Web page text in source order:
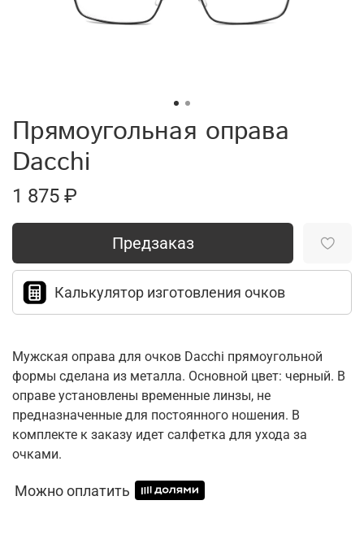
Прямоугольная оправа
Dacchi
1 875 ₽
Предзаказ
Калькулятор изготовления очков
Мужская оправа для очков Dacchi прямоугольной
формы сделана из металла. Основной цвет: черный. В
оправе установлены временные линзы, не
предназначенные для постоянного ношения. В
комплекте к заказу идет салфетка для ухода за
очками.
Можно оплатить